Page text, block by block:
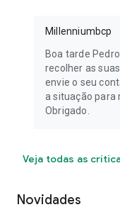
Millenniumbcp
Boa tarde
recolher as
envie o seu
a situação para
Obrigado.
Veja todas as
Novidades